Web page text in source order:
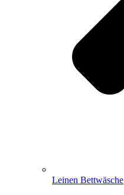
Leinen Bettwäsche